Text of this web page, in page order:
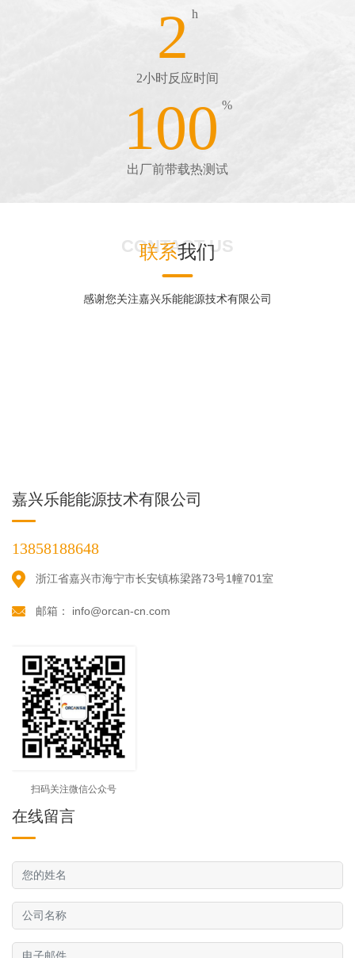
2 h
2小时反应时间
100 %
出厂前带载热测试
CONTACT US
联系我们
感谢您关注嘉兴乐能能源技术有限公司
嘉兴乐能能源技术有限公司
13858188648
浙江省嘉兴市海宁市长安镇栋梁路73号1幢701室
邮箱： info@orcan-cn.com
扫码关注微信公众号
在线留言